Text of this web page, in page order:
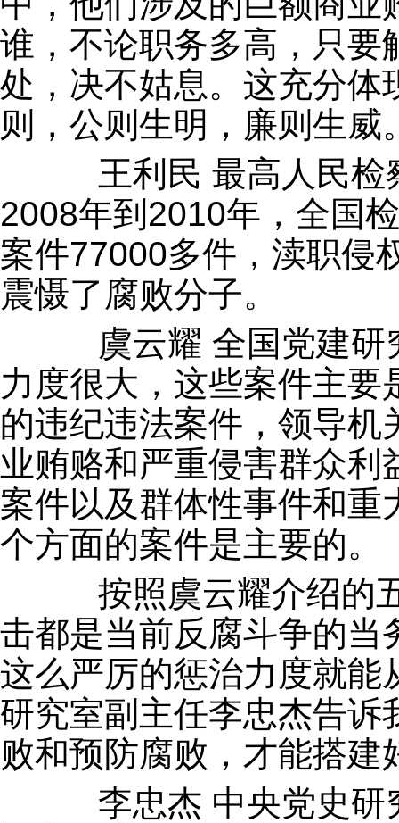
谁，不论职务多高，只要
处，决不姑息。这充分体
则，公则生明，廉则生威
王利民 最高人民检
2008年到2010年，全国
案件77000多件，渎职侵
震慑了腐败分子。
虞云耀 全国党建研
力度很大，这些案件主
的违纪违法案件，领导
业贿赂和严重侵害群众
案件以及群体性事件和重
个方面的案件是主要的。
按照虞云耀介绍的五
击都是当前反腐斗争的当
这么严厉的惩治力度就能
研究室副主任李忠杰告诉
败和预防腐败，才能搭
李忠杰 中央党史研